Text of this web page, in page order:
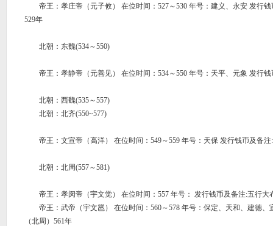
帝王：孝庄帝（元子攸） 在位时间：527～530 年号：建义、永安 发行钱
529年
北朝：东魏(534～550)
帝王：孝静帝（元善见） 在位时间：534～550 年号：天平、元象 发行钱
北朝：西魏(535～557)
北朝：北齐(550~577)
帝王：文宣帝（高洋） 在位时间：549～559 年号：天保 发行钱币及备注
北朝：北周(557～581)
帝王：孝闵帝（宇文觉） 在位时间：557 年号： 发行钱币及备注:五行大
帝王：武帝（宇文邕） 在位时间：560～578 年号：保定、天和、建德、
（北周）561年